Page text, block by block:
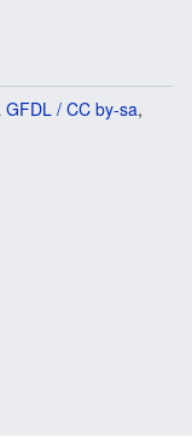
GFDL / CC by-sa,